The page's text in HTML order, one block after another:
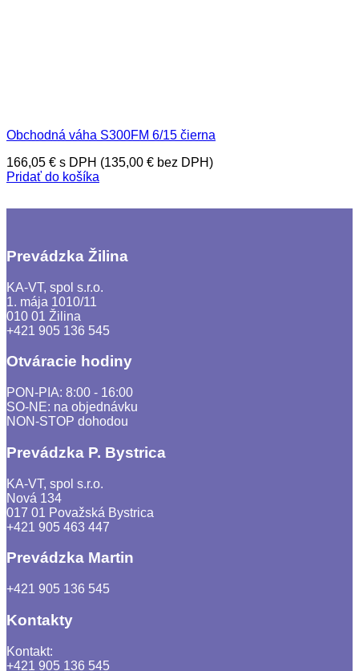
Obchodná váha S300FM 6/15 čierna
166,05 € s DPH (135,00 € bez DPH)
Pridať do košíka
Prevádzka Žilina
KA-VT, spol s.r.o.
1. mája 1010/11
010 01 Žilina
+421 905 136 545
Otváracie hodiny
PON-PIA: 8:00 - 16:00
SO-NE: na objednávku
NON-STOP dohodou
Prevádzka P. Bystrica
KA-VT, spol s.r.o.
Nová 134
017 01 Považská Bystrica
+421 905 463 447
Prevádzka Martin
+421 905 136 545
Kontakty
Kontakt:
+421 905 136 545